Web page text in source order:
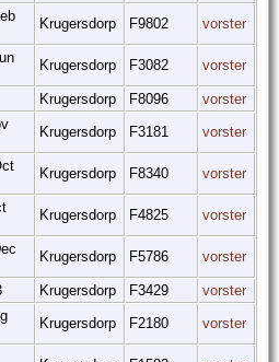
Krugersdorp F9802 vorster
Krugersdorp F3082 vorster
Krugersdorp F8096
vorster
Krugersdorp F3181 vorster
Krugersdorp F8340 vorster
Krugersdorp F4825 vorster
Krugersdorp F5786 vorster
Krugersdorp F3429
vorster
Krugersdorp F2180 vorster